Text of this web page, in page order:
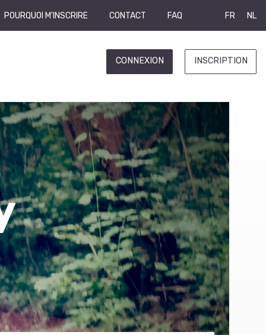
POURQUOI M'INSCRIRE CONTACT FAQ FR NL
CONNEXION INSCRIPTION